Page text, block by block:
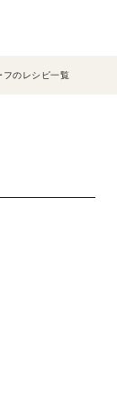
フのレシピ一覧